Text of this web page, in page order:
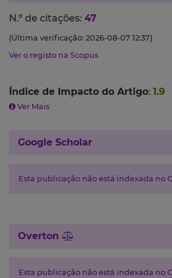
N.º de citações: 47
(Última verificação: 2026-08-07 12:37)
Ver o registo na Scopus
Índice de Impacto do Artigo: 1.9
Ver Mais
Google Scholar
Esta publicação não está indexada no
Overton
Esta publicação não está indexada no